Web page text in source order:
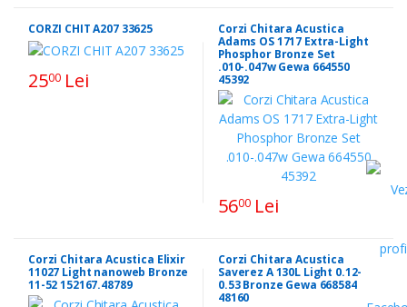
CORZI CHIT A207 33625
2500Lei
Corzi Chitara Acustica
Adams OS 1717 Extra-Light
Phosphor Bronze Set
.010-.047w Gewa 664550
45392
5600Lei
Corzi Chitara Acustica Elixir
11027 Light nanoweb Bronze
11-52 152167.48789
Corzi Chitara Acustica
Saverez A 130L Light 0.12-
0.53 Bronze Gewa 668584
48160